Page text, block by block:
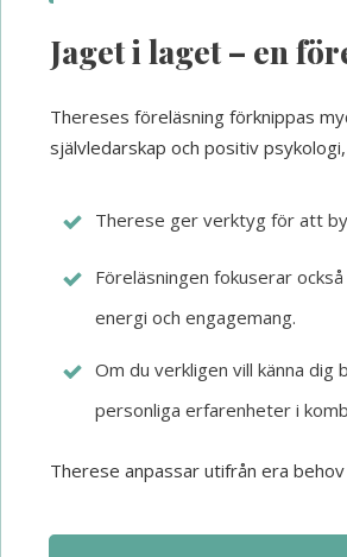
Jaget i laget – en
Thereses föreläsning förknippas
självledarskap och positiv
Therese ger verktyg för att
Föreläsningen fokuserar
energi och engagemang.
Om du verkligen vill känna
personliga erfarenheter i
Therese anpassar utifrån era